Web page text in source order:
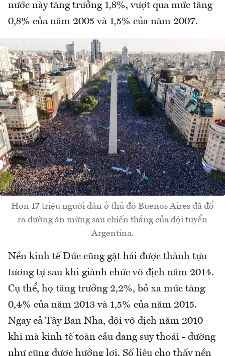
nước này tăng trưởng 1,8%, vượt qua mức tăng
0,8% của năm 2005 và 1,5% của năm 2007.
Hơn 17 triệu người dân ở thủ đô Buenos Aires đã đổ
ra đường ăn mừng sau chiến thắng của đội tuyển
Argentina.
Nền kinh tế Đức cũng gặt hái được thành tựu
tương tự sau khi giành chức vô địch năm 2014.
Cụ thể, họ tăng trưởng 2,2%, bỏ xa mức tăng
0,4% của năm 2013 và 1,5% của năm 2015.
Ngay cả Tây Ban Nha, đội vô địch năm 2010 –
khi mà kinh tế toàn cầu đang suy thoái - dường
như cũng được hưởng lợi. Số liệu cho thấy nền